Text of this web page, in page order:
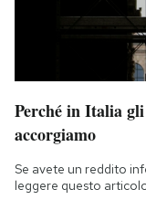
Perché in Italia
accorgiamo
Se avete un reddito
leggere questo